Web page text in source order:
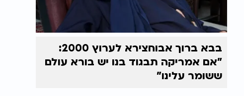
בבא ברוך אבוחצירא לערוץ 2000:
"אם אמריקה תבגוד בנו יש בורא עולם
ששומר עלינו"